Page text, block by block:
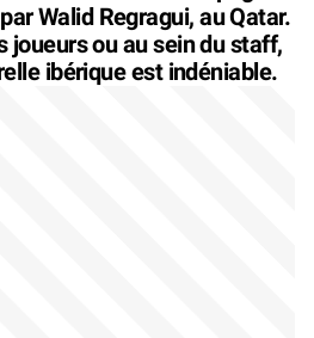
Walid Regragui, au Qatar.
joueurs ou au sein du staff,
ibérique est indéniable.